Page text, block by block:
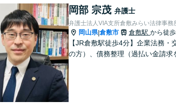
岡部 宗茂 弁護士
弁護士法人VIA支所倉敷みらい法律事務
岡山県|倉敷市 倉敷駅 から徒
【JR倉敷駅徒歩4分】企業法務
の方）、債務整理（過払い金請求